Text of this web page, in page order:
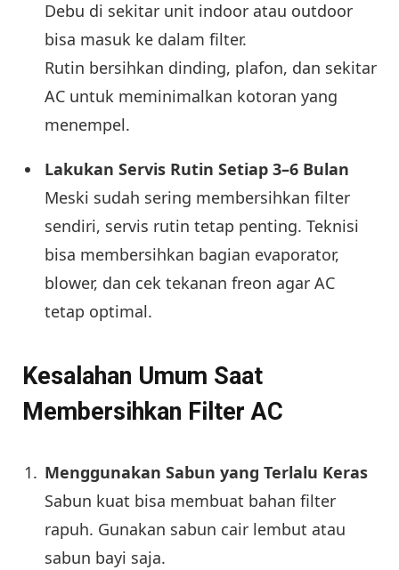
Debu di sekitar unit indoor atau outdoor
bisa masuk ke dalam filter.
Rutin bersihkan dinding, plafon, dan sekitar
AC untuk meminimalkan kotoran yang
menempel.
Lakukan Servis Rutin Setiap 3–6 Bulan
Meski sudah sering membersihkan filter
sendiri, servis rutin tetap penting. Teknisi
bisa membersihkan bagian evaporator,
blower, dan cek tekanan freon agar AC
tetap optimal.
Kesalahan Umum Saat
Membersihkan Filter AC
Menggunakan Sabun yang Terlalu Keras
Sabun kuat bisa membuat bahan filter
rapuh. Gunakan sabun cair lembut atau
sabun bayi saja.